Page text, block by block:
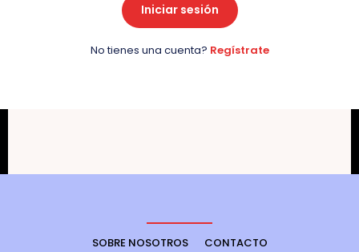
Iniciar sesión
No tienes una cuenta? Regístrate
SOBRE NOSOTROS CONTACTO